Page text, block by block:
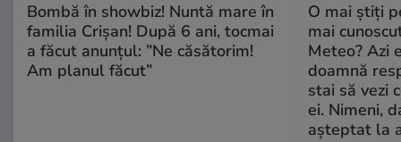
Bombă în showbiz! Nuntă mare în
familia Crișan! După 6 ani, tocmai
a făcut anunțul: ”Ne căsătorim!
Am planul făcut”
O mai știți
mai
Meteo? Azi
doamnă
stai să vezi
ei. Nimeni,
așteptat la